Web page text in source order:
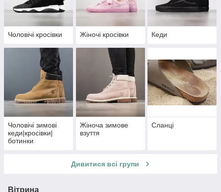
Чоловічі кросівки Жіночі кросівки Кеди
Чоловічі зимові
кеди|кросівки|
ботинки
Жіноча зимове
взуття
Сланці
Дивитися всі групи
Вітрина